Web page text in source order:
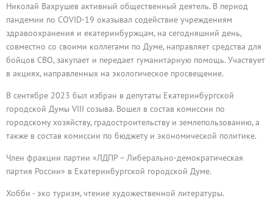
Николай Вахрушев активный общественный деятель. В период
пандемии по COVID-19 оказывал содействие учреждениям
здравоохранения и екатеринбуржцам, на сегодняшний день,
совместно со своими коллегами по Думе, направляет средства для
бойцов СВО, закупает и передает гуманитарную помощь. Участвует
в акциях, направленных на экологическое просвещение.
В сентябре 2023 был избран в депутаты Екатеринбургской
городской Думы VIII созыва. Вошел в состав комиссии по
городскому хозяйству, градостроительству и землепользованию, а
также в состав комиссии по бюджету и экономической политике.
Член фракции партии «ЛДПР – Либерально-демократическая
партия России» в Екатеринбургской городской Думе.
Хобби - эко туризм, чтение художественной литературы.